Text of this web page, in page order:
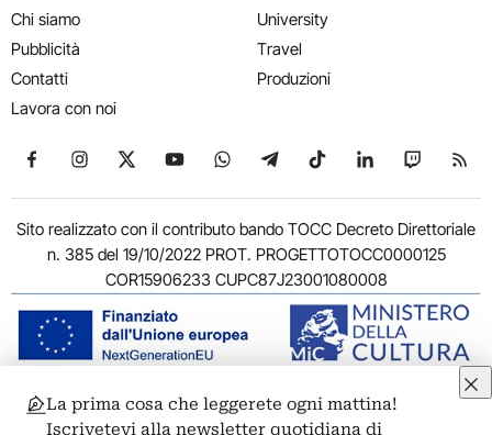
Chi siamo
Pubblicità
Contatti
Lavora con noi
University
Travel
Produzioni
Seguici su Facebook
Seguici su Instagram
Seguici su X
Seguici su YouTube
Seguici su WhatsApp
Seguici su Telegram
Seguici su TikTok
Seguici su
Seguici
Sito realizzato con il contributo bando TOCC Decreto Direttoriale
n. 385 del 19/10/2022 PROT. PROGETTOTOCC0000125
COR15906233 CUPC87J23001080008
© 2011-2026 ARTRIBUNE srl – Corso Vittorio Emanuele II, 287 –
La prima cosa che leggerete ogni mattina!
Iscrivetevi alla newsletter quotidiana di